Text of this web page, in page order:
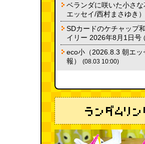
動画）海外ドラ
読会」をやる(
Z) (07.31 17:00)
ベランダに咲いた小さ
エッセイ/西村まさゆき）
SDカードのケチャップ
イリー 2026年8月1日号
eco小（2026.8.3 朝エッ
報）
(08.03 10:00)